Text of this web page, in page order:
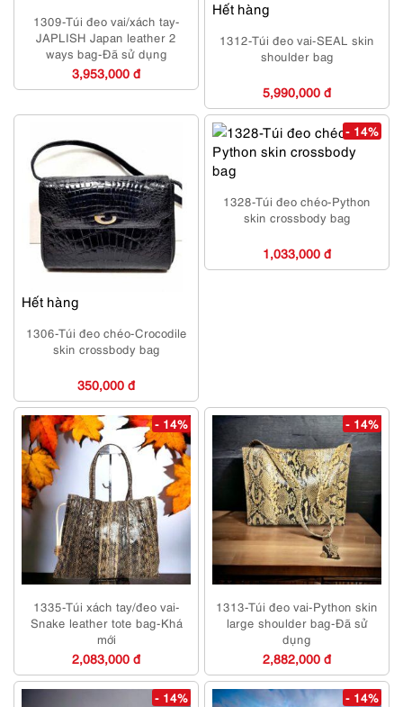
1309-Túi đeo vai/xách tay-
JAPLISH Japan leather 2
ways bag-Đã sử dụng
3,953,000 đ
Hết hàng
1312-Túi đeo vai-SEAL skin
shoulder bag
5,990,000 đ
Hết hàng
1306-Túi đeo chéo-Crocodile
skin crossbody bag
350,000 đ
- 14%
1328-Túi đeo chéo-Python
skin crossbody bag
1,033,000 đ
- 14%
1335-Túi xách tay/đeo vai-
Snake leather tote bag-Khá
mới
2,083,000 đ
- 14%
1313-Túi đeo vai-Python skin
large shoulder bag-Đã sử
dụng
2,882,000 đ
- 14% - 14%